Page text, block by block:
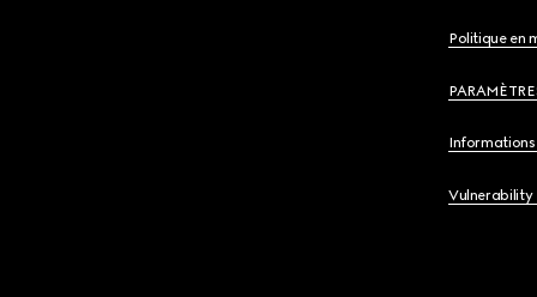
Politique en
Informations
Vulnerability